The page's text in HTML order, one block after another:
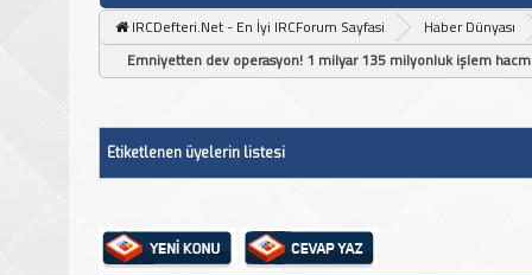
IRCDefteri.Net - En İyi IRCForum Sayfasi
Haber Dünyası
Emniyetten dev operasyon! 1 milyar 135 milyonluk işlem
Etiketlenen üyelerin listesi